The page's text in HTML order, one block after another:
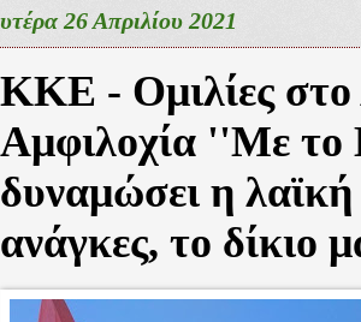
26 Απριλίου 2021
ΚΚΕ - Ομιλίες στο
Αμφιλοχία ''Με
δυναμώσει η λαϊκή
ανάγκες, το δίκιο